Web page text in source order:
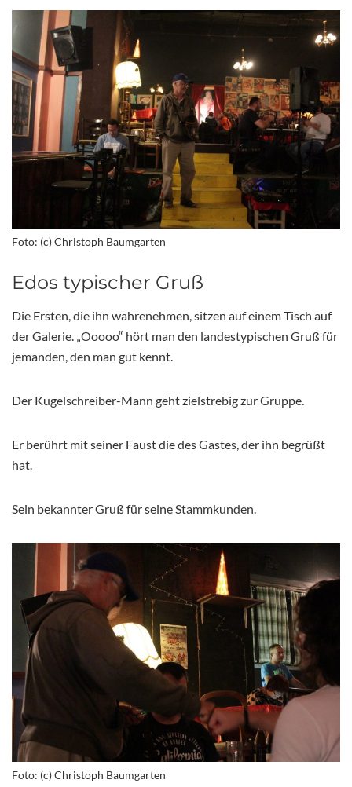
Foto: (c) Christoph Baumgarten
Edos typischer Gruß
Die Ersten, die ihn wahrenehmen, sitzen auf einem Tisch auf
der Galerie. „Ooooo“ hört man den landestypischen Gruß für
jemanden, den man gut kennt.
Der Kugelschreiber-Mann geht zielstrebig zur Gruppe.
Er berührt mit seiner Faust die des Gastes, der ihn begrüßt
hat.
Sein bekannter Gruß für seine Stammkunden.
Foto: (c) Christoph Baumgarten